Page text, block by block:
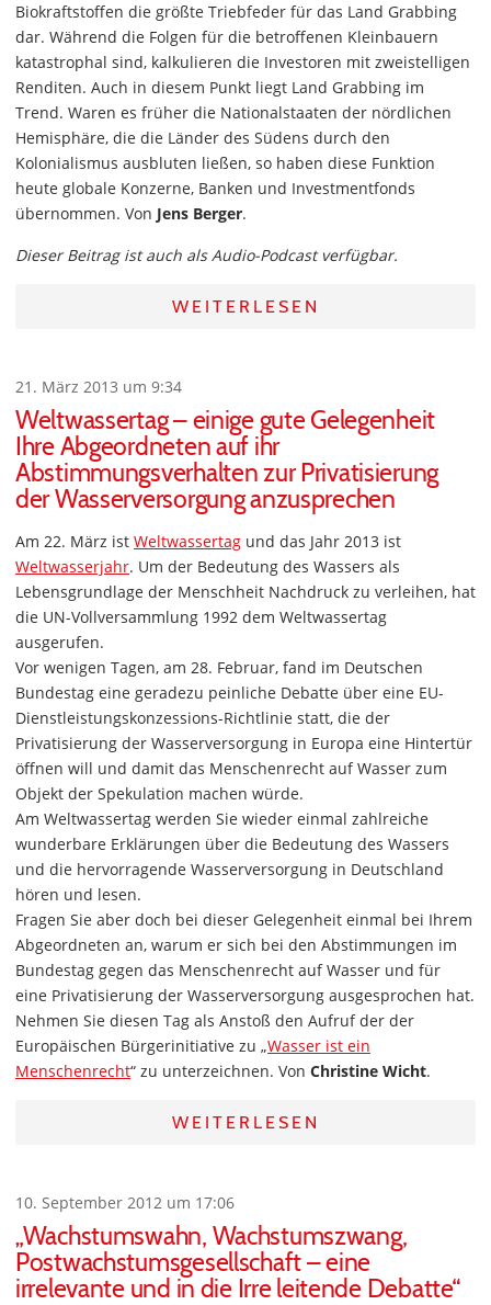
Biokraftstoffen die größte Triebfeder für das Land Grabbing
dar. Während die Folgen für die betroffenen Kleinbauern
katastrophal sind, kalkulieren die Investoren mit zweistelligen
Renditen. Auch in diesem Punkt liegt Land Grabbing im
Trend. Waren es früher die Nationalstaaten der nördlichen
Hemisphäre, die die Länder des Südens durch den
Kolonialismus ausbluten ließen, so haben diese Funktion
heute globale Konzerne, Banken und Investmentfonds
übernommen. Von Jens Berger.
Dieser Beitrag ist auch als Audio-Podcast verfügbar.
WEITERLESEN
21. März 2013 um 9:34
Weltwassertag – einige gute Gelegenheit
Ihre Abgeordneten auf ihr
Abstimmungsverhalten zur Privatisierung
der Wasserversorgung anzusprechen
Am 22. März ist Weltwassertag und das Jahr 2013 ist
Weltwasserjahr. Um der Bedeutung des Wassers als
Lebensgrundlage der Menschheit Nachdruck zu verleihen, hat
die UN-Vollversammlung 1992 dem Weltwassertag
ausgerufen.
Vor wenigen Tagen, am 28. Februar, fand im Deutschen
Bundestag eine geradezu peinliche Debatte über eine EU-
Dienstleistungskonzessions-Richtlinie statt, die der
Privatisierung der Wasserversorgung in Europa eine Hintertür
öffnen will und damit das Menschenrecht auf Wasser zum
Objekt der Spekulation machen würde.
Am Weltwassertag werden Sie wieder einmal zahlreiche
wunderbare Erklärungen über die Bedeutung des Wassers
und die hervorragende Wasserversorgung in Deutschland
hören und lesen.
Fragen Sie aber doch bei dieser Gelegenheit einmal bei Ihrem
Abgeordneten an, warum er sich bei den Abstimmungen im
Bundestag gegen das Menschenrecht auf Wasser und für
eine Privatisierung der Wasserversorgung ausgesprochen hat.
Nehmen Sie diesen Tag als Anstoß den Aufruf der der
Europäischen Bürgerinitiative zu „Wasser ist ein
Menschenrecht“ zu unterzeichnen. Von Christine Wicht.
WEITERLESEN
10. September 2012 um 17:06
„Wachstumswahn, Wachstumszwang,
Postwachstumsgesellschaft – eine
irrelevante und in die Irre leitende Debatte“